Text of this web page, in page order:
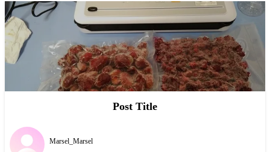
Post Title
Marsel_Marsel